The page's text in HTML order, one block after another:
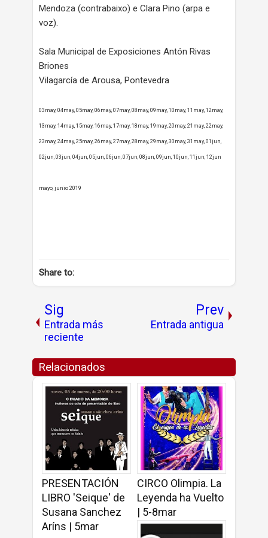
Mendoza (contrabaixo) e Clara Pino (arpa e
voz).
Sala Municipal de Exposiciones Antón Rivas
Briones
Vilagarcía de Arousa, Pontevedra
03may, 04may, 05may, 06may, 07may, 08may, 09may, 10may, 11may, 12may,
13may, 14may, 15may, 16may, 17may, 18may, 19may, 20may, 21may, 22may,
23may, 24may, 25may, 26may, 27may, 28may, 29may, 30may, 31may, 01jun,
02jun, 03jun, 04jun, 05jun, 06jun, 07jun, 08jun, 09jun, 10jun, 11jun, 12jun
mayo, junio 2019
Share to:
Sig
Entrada más
reciente
Prev
Entrada antigua
Relacionados
PRESENTACIÓN
LIBRO 'Seique' de
Susana Sanchez
Aríns | 5mar
CIRCO Olimpia. La
Leyenda ha Vuelto
| 5-8mar